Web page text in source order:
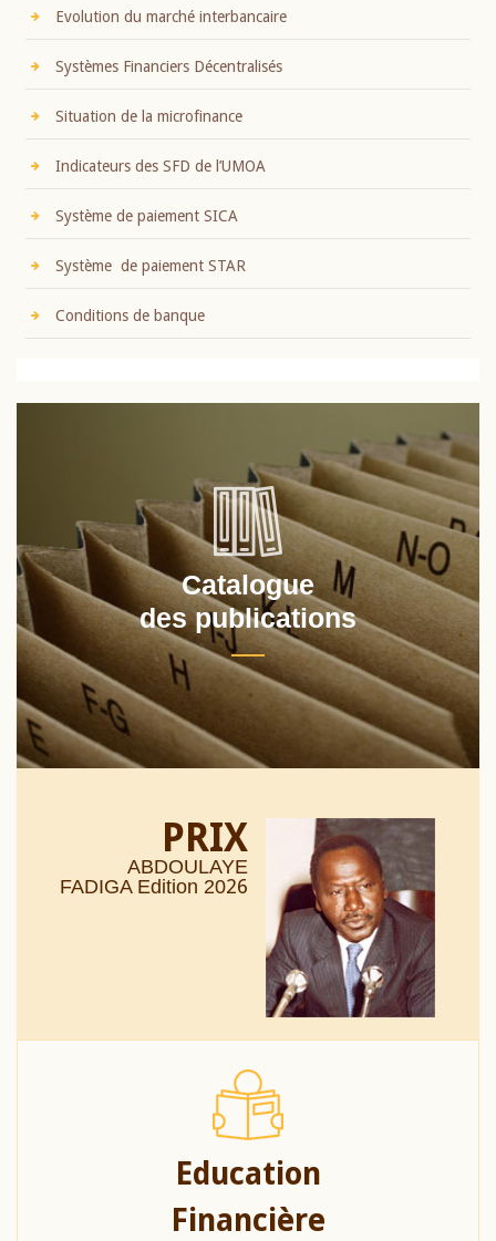
Evolution du marché interbancaire
Systèmes Financiers Décentralisés
Situation de la microfinance
Indicateurs des SFD de l’UMOA
Système de paiement SICA
Système de paiement STAR
Conditions de banque
Catalogue
des publications
PRIX
ABDOULAYE
FADIGA Edition 2026
Education
Financière